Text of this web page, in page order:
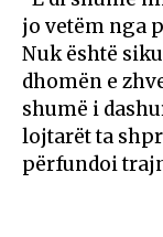
jo vetëm nga
Nuk është
dhomën e
shumë i
lojtarët ta
përfundoi